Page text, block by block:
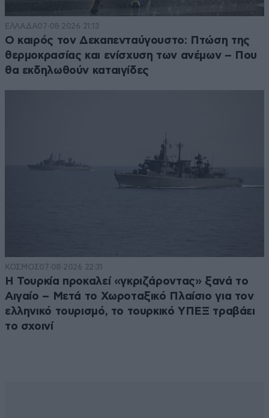
ΕΛΛΑΔΑ07·08·2026 21:13
Ο καιρός τον Δεκαπενταύγουστο: Πτώση της
θερμοκρασίας και ενίσχυση των ανέμων – Που
θα εκδηλωθούν καταιγίδες
ΚΟΣΜΟΣ07·08·2026 22:31
Η Τουρκία προκαλεί «γκριζάροντας» ξανά το
Αιγαίο – Μετά το Χωροταξικό Πλαίσιο για τον
ελληνικό τουρισμό, το τουρκικό ΥΠΕΞ τραβάει
το σχοινί